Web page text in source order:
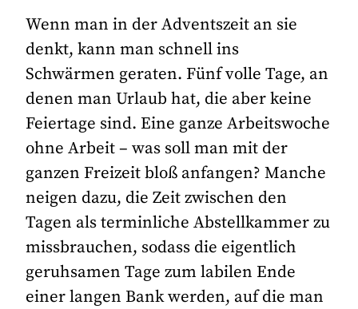
Wenn man in der Adventszeit an sie
denkt, kann man schnell ins
Schwärmen geraten. Fünf volle Tage, an
denen man Urlaub hat, die aber keine
Feiertage sind. Eine ganze Arbeitswoche
ohne Arbeit – was soll man mit der
ganzen Freizeit bloß anfangen? Manche
neigen dazu, die Zeit zwischen den
Tagen als terminliche Abstellkammer zu
missbrauchen, sodass die eigentlich
geruhsamen Tage zum labilen Ende
einer langen Bank werden, auf die man